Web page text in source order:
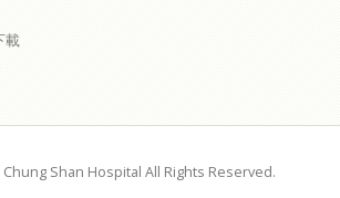
載
Shan Hospital All Rights Reserved.